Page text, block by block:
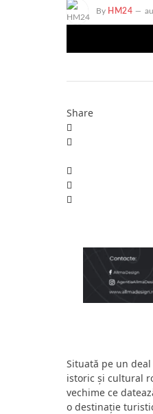
By HM24
Share
Situată pe un
istoric și cultural
vechime ce
o destinație